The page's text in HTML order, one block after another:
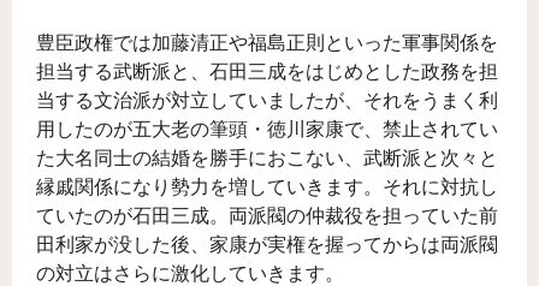
豊臣政権では加藤清正や福島正則といった軍事関係を
担当する武断派と、石田三成をはじめとした政務を担
当する文治派が対立していましたが、それをうまく利
用したのが五大老の筆頭・徳川家康で、禁止されてい
た大名同士の結婚を勝手におこない、武断派と次々と
縁戚関係になり勢力を増していきます。それに対抗し
ていたのが石田三成。両派閥の仲裁役を担っていた前
田利家が没した後、家康が実権を握ってからは両派閥
の対立はさらに激化していきます。